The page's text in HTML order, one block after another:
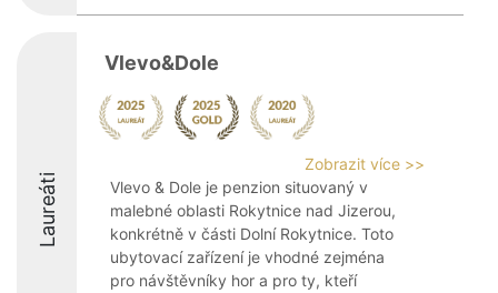
Laureáti
Vlevo&Dole
Zobrazit více >>
Vlevo & Dole je penzion situovaný v
malebné oblasti Rokytnice nad Jizerou,
konkrétně v části Dolní Rokytnice. Toto
ubytovací zařízení je vhodné zejména
pro návštěvníky hor a pro ty, kteří